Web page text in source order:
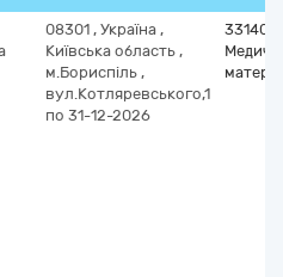
08301 , Україна ,
Київська область ,
м.Бориспіль ,
вул.Котляревського,1
по 31-12-2026
Медичні